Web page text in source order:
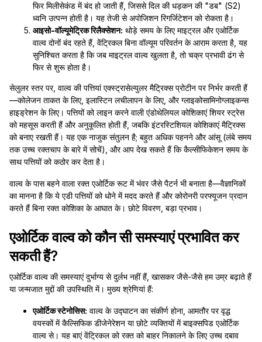
फिर मिलीसेकंड में बंद हो जाती हैं, जिससे दिल की धड़कन की "डब" (S2)
ध्वनि उत्पन्न होती है। यह तेजी से अपोजिशन रिगर्जिटेशन को रोकता है।
आइसो-वॉल्यूमेट्रिक रिलैक्सेशन: थोड़े समय के लिए माइट्रल और एओर्टिक
वाल्व दोनों बंद रहते हैं, वेंट्रिकल बिना वॉल्यूम परिवर्तन के आराम करता है, यह
सुनिश्चित करता है कि जब माइट्रल वाल्व खुलता है, तो चक्र प्रभावी ढंग से
फिर से शुरू होता है।
सेलुलर स्तर पर, वाल्व की पत्तियां एक्स्ट्रासेल्युलर मैट्रिक्स प्रोटीन पर निर्भर करती हैं
—कोलेजन ताकत के लिए, इलास्टिन लचीलापन के लिए, और ग्लाइकोसामिनोग्लाइकन्स
हाइड्रेशन के लिए। पत्तियों को लाइन करने वाली एंडोथेलियल कोशिकाएं शियर स्ट्रेस
को महसूस करती हैं और अनुकूलित होती हैं, जबकि इंटरस्टिशियल कोशिकाएं मैट्रिक्स
को बनाए रखती हैं। यह एक नाजुक संतुलन है; बहुत अधिक पहनने और आंसू (लंबे समय
तक उच्च रक्तचाप के बारे में सोचें), और आप देख सकते हैं कि कैल्सीफिकेशन समय के
साथ पत्तियों को कठोर कर देता है।
वाल्व के पास बहने वाला रक्त एओर्टिक रूट में भंवर जैसे पैटर्न भी बनाता है—वैज्ञानिकों
का मानना है कि ये एडी पत्तियों को धोने में मदद करते हैं और कोरोनरी परफ्यूजन प्रदान
करते हैं बिना रक्त कोशिका के आघात के। छोटे विवरण, बड़ा प्रभाव।
एओर्टिक वाल्व को कौन सी समस्याएं प्रभावित कर
सकती हैं?
एओर्टिक वाल्व की समस्याएं दुर्भाग्य से दुर्लभ नहीं हैं, खासकर जैसे-जैसे हम उम्र बढ़ाते हैं
या जन्मजात मुद्दों की उपस्थिति में। मुख्य श्रेणियां हैं:
एओर्टिक स्टेनोसिस: वाल्व के उद्घाटन का संकीर्ण होना, आमतौर पर वृद्ध
वयस्कों में कैल्सिफिक डीजेनेरेशन या छोटे व्यक्तियों में बाइक्सपिड एओर्टिक
वाल्व से। यह बाएं वेंट्रिकल को रक्त को बाहर निकालने के लिए उच्च दबाव